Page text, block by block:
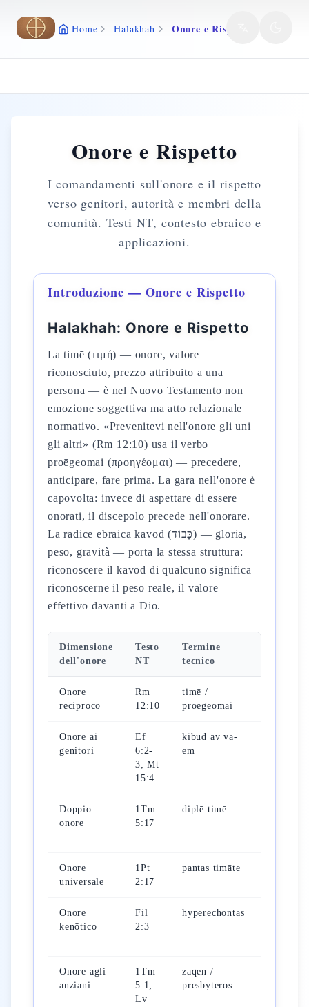
Vai al contenuto principale
Home Halakhah Onore e Rispetto
Onore e Rispetto
I comandamenti sull'onore e il rispetto
verso genitori, autorità e membri della
comunità. Testi NT, contesto ebraico e
applicazioni.
Introduzione — Onore e Rispetto
Halakhah: Onore e Rispetto
La timē (τιμή) — onore, valore
riconosciuto, prezzo attribuito a una
persona — è nel Nuovo Testamento non
emozione soggettiva ma atto relazionale
normativo. «Prevenitevi nell'onore gli uni
gli altri» (Rm 12:10) usa il verbo
proēgeomai (προηγέομαι) — precedere,
anticipare, fare prima. La gara nell'onore è
capovolta: invece di aspettare di essere
onorati, il discepolo precede nell'onorare.
La radice ebraica kavod (כָּבוֹד) — gloria,
peso, gravità — porta la stessa struttura:
riconoscere il kavod di qualcuno significa
riconoscerne il peso reale, il valore
effettivo davanti a Dio.
Dimensione
dell'onore
Testo
NT
Termine
tecnico
Onore
reciproco
Rm
12:10
timē /
proēgeomai
Onore ai
genitori
Ef
6:2-
3; Mt
15:4
kibud av va-
em
Doppio
onore
1Tm
5:17
diplē timē
Onore
universale
1Pt
2:17
pantas timāte
Onore
kenōtico
Fil
2:3
hyperechontas
Onore agli
anziani
1Tm
5:1;
Lv
zaqen /
presbyteros